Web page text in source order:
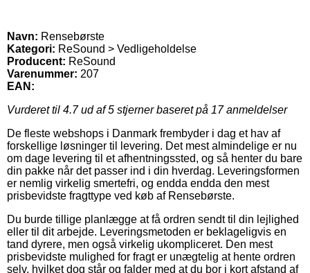
Navn: Rensebørste
Kategori: ReSound > Vedligeholdelse
Producent: ReSound
Varenummer: 207
EAN:
Vurderet til 4.7ud af 5 stjerner baseret på 17anmeldelser
De fleste webshops i Danmark frembyder i dag et hav af
forskellige løsninger til levering. Det mest almindelige er nu
om dage levering til et afhentningssted, og så henter du bare
din pakke når det passer ind i din hverdag. Leveringsformen
er nemlig virkelig smertefri, og endda endda den mest
prisbevidste fragttype ved køb af Rensebørste.
Du burde tillige planlægge at få ordren sendt til din lejlighed
eller til dit arbejde. Leveringsmetoden er beklageligvis en
tand dyrere, men også virkelig ukompliceret. Den mest
prisbevidste mulighed for fragt er unægtelig at hente ordren
selv, hvilket dog står og falder med at du bor i kort afstand af